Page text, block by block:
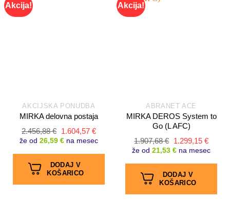
Akcija!
AKCIJSKA PONUDBA
MIRKA delovna postaja
2.456,88€ Izvirna
cena
je
bila:
2.456,88 €.
1.604,57 €Trenutna
cena
je:
1.604,57 €.
že od 26,59 € na mesec
DODAJ V
KOŠARICO
Akcija!
ABRANET ACE
MIRKA DEROS System to
Go (L AFC)
1.907,68€ Izvirna
cena
je
bila:
1.907,68 €.
1.299,15 €
cena
je:
že od 21,53 € na mesec
DODAJ V
KOŠARICO